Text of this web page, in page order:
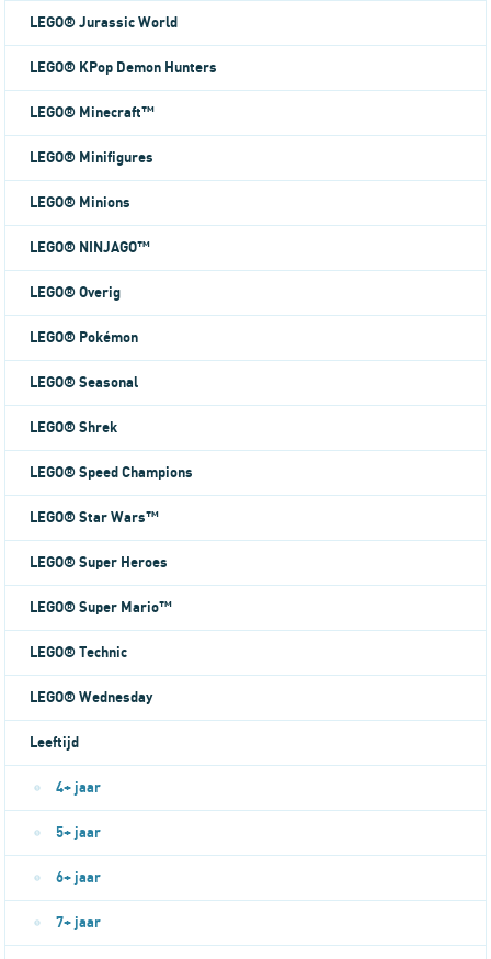
LEGO® Jurassic World
LEGO® KPop Demon Hunters
LEGO® Minecraft™
LEGO® Minifigures
LEGO® Minions
LEGO® NINJAGO™
LEGO® Overig
LEGO® Pokémon
LEGO® Seasonal
LEGO® Shrek
LEGO® Speed Champions
LEGO® Star Wars™
LEGO® Super Heroes
LEGO® Super Mario™
LEGO® Technic
LEGO® Wednesday
Leeftijd
4+ jaar
5+ jaar
6+ jaar
7+ jaar